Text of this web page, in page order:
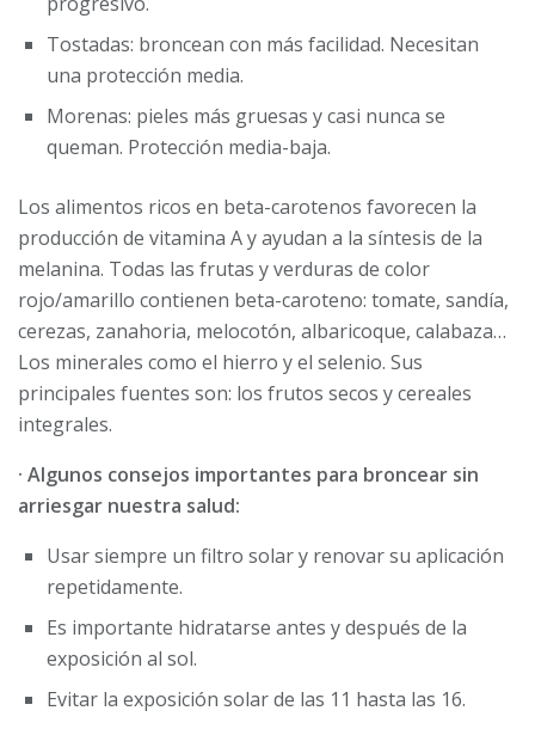
Tostadas: broncean con más facilidad. Necesitan
una protección media.
Morenas: pieles más gruesas y casi nunca se
queman. Protección media-baja.
Los alimentos ricos en beta-carotenos favorecen la
producción de vitamina A y ayudan a la síntesis de la
melanina. Todas las frutas y verduras de color
rojo/amarillo contienen beta-caroteno: tomate, sandía,
cerezas, zanahoria, melocotón, albaricoque, calabaza…
Los minerales como el hierro y el selenio. Sus
principales fuentes son: los frutos secos y cereales
integrales.
· Algunos consejos importantes para broncear sin
arriesgar nuestra salud:
Usar siempre un filtro solar y renovar su aplicación
repetidamente.
Es importante hidratarse antes y después de la
exposición al sol.
Evitar la exposición solar de las 11 hasta las 16.